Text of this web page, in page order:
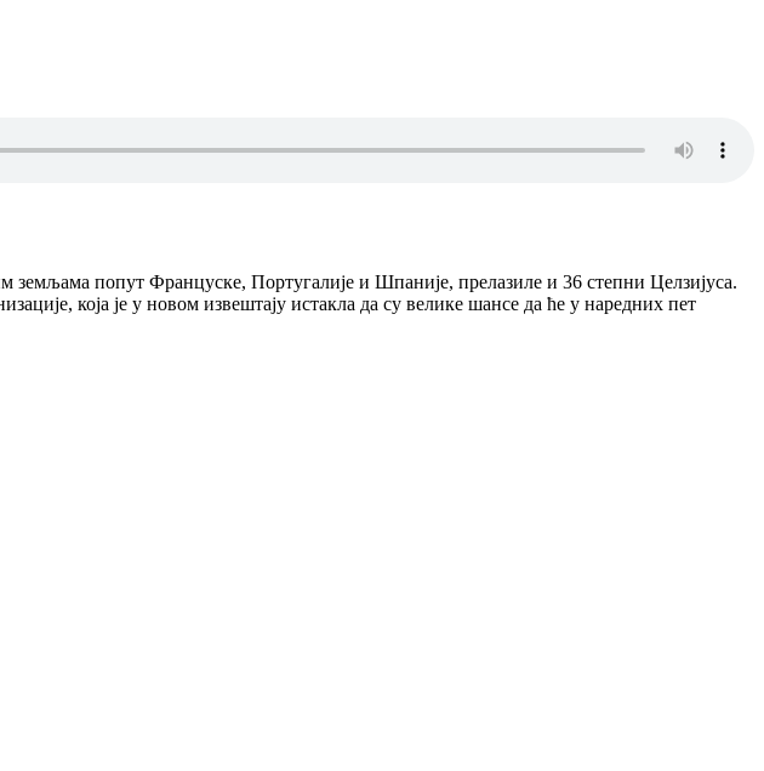
попут Француске, Португалије и Шпаније, прелазиле и 36 степни Целзијуса.
која је у новом извештају истакла да су велике шансе да ће у наредних пет